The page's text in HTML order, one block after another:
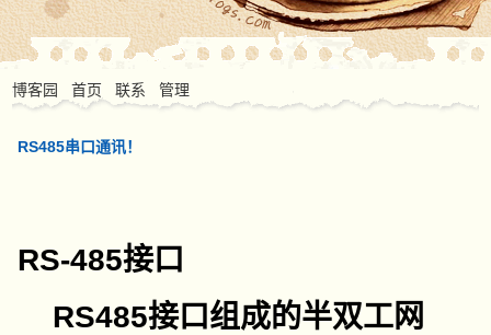
博客园 首页 联系 管理
RS485串口通讯！
RS-485接口
RS485接口组成的半双工网